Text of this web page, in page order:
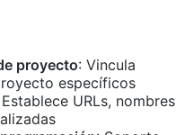
proyecto: Vincula
específicos
URLs, nombres